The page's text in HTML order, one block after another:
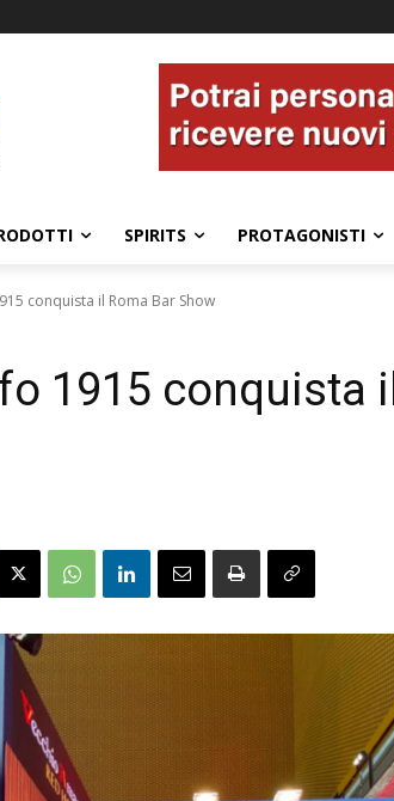
SPIRITS PROTAGONISTI
conquista il Roma Bar Show
1915 conquista